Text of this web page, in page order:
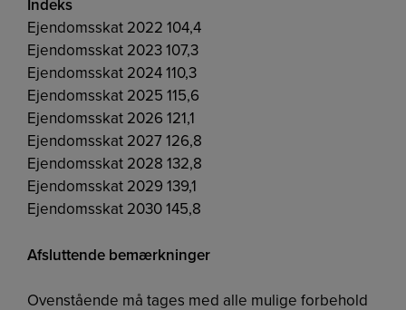
Indeks
Ejendomsskat 2022 104,4
Ejendomsskat 2023 107,3
Ejendomsskat 2024 110,3
Ejendomsskat 2025 115,6
Ejendomsskat 2026 121,1
Ejendomsskat 2027 126,8
Ejendomsskat 2028 132,8
Ejendomsskat 2029 139,1
Ejendomsskat 2030 145,8
Afsluttende bemærkninger
Ovenstående må tages med alle mulige forbehold